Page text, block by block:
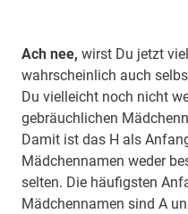
Ach nee, wirst Du jetzt
wahrscheinlich auch
Du vielleicht noch nicht
gebräuchlichen
Damit ist das H als
Mädchennamen weder
selten. Die häufigsten
Mädchennamen sind A